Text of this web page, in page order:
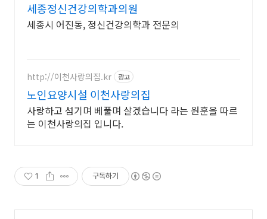
세종정신건강의학과의원
세종시 어진동, 정신건강의학과 전문의
http://이천사랑의집.kr 광고
노인요양시설 이천사랑의집
사랑하고 섬기며 베풀며 살겠습니다 라는 원훈을 따르
는 이천사랑의집 입니다.
1 구독하기